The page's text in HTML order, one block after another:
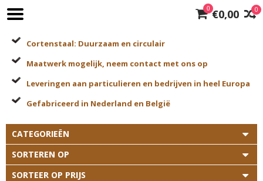
0
0 €0,00
Cortenstaal: Duurzaam en circulair
Maatwerk mogelijk, neem contact met ons op
Leveringen aan particulieren en bedrijven in heel Europa
Gefabriceerd in Nederland en België
CATEGORIEËN
SORTEREN OP
SORTEER OP PRIJS